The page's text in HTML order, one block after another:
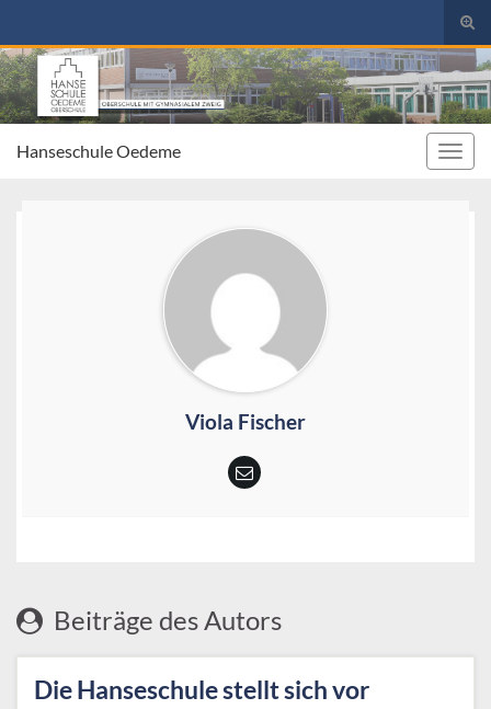
Search for:
Hanseschule Oedeme
Viola Fischer
Beiträge des Autors
Die Hanseschule stellt sich vor